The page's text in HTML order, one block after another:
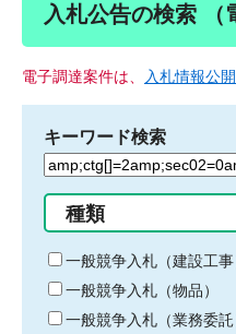
入札公告の検索 （
電子調達案件は、 入札情報公
キーワード検索
検
る
キ
ー
ワ
ー
種類
一般競争入札（建設工事
一般競争入札（物品）
一般競争入札（業務委託